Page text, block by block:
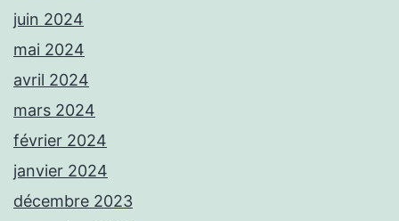
juin 2024
mai 2024
avril 2024
mars 2024
février 2024
janvier 2024
décembre 2023